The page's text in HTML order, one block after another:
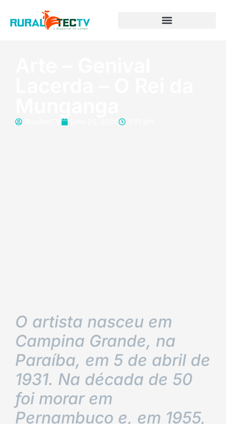
O artista nasceu em
Campina Grande, na
Paraíba, em 5 de abril de
1931. Na década de 50
foi morar em
Pernambuco e, em 1955,